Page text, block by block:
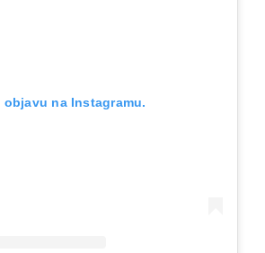
na Instagramu.